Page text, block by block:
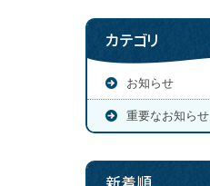
カテゴリ
お知らせ
重要なお知らせ